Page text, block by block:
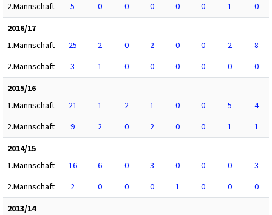
2.Mannschaft
5 0 0 0 0 0 1
0
2016/17
1.Mannschaft
25 2 0 2 0 0 2
8
2.Mannschaft
3 1 0 0 0 0 0
0
2015/16
1.Mannschaft
21 1 2 1 0 0 5
4
2.Mannschaft
9 2 0 2 0 0 1
1
2014/15
1.Mannschaft
16 6 0 3 0 0 0
3
2.Mannschaft
2 0 0 0 1 0 0
0
2013/14